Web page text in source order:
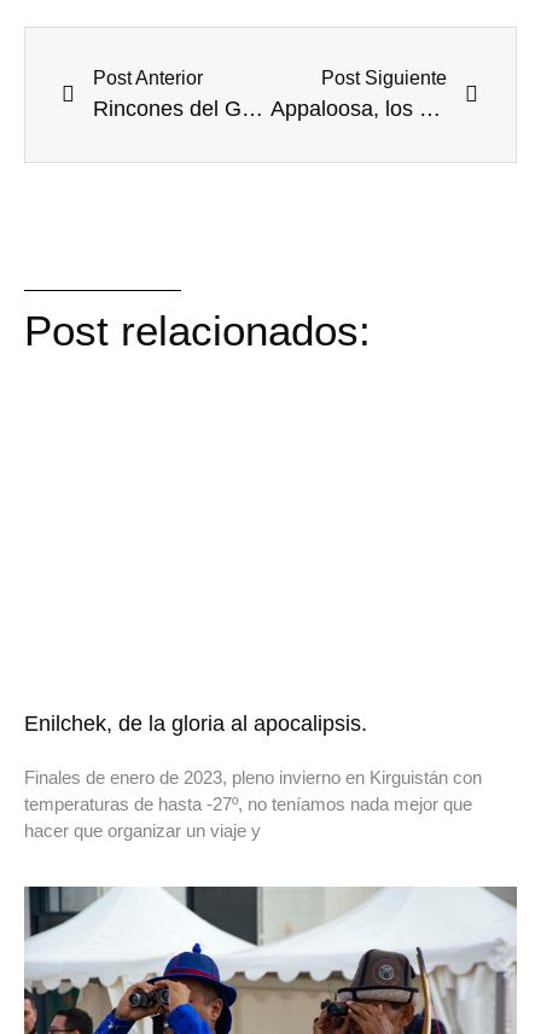
Post Anterior
Rincones del Geoparque Villuercas-Ibores-Jara a vista de pájaro, 1ª Parte.
Post Siguiente
Appaloosa, los caballos indígenas de Kirguistán.
Post relacionados:
Enilchek, de la gloria al apocalipsis.
Finales de enero de 2023, pleno invierno en Kirguistán con
temperaturas de hasta -27º, no teníamos nada mejor que
hacer que organizar un viaje y